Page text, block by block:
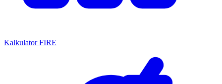
Kalkulator FIRE